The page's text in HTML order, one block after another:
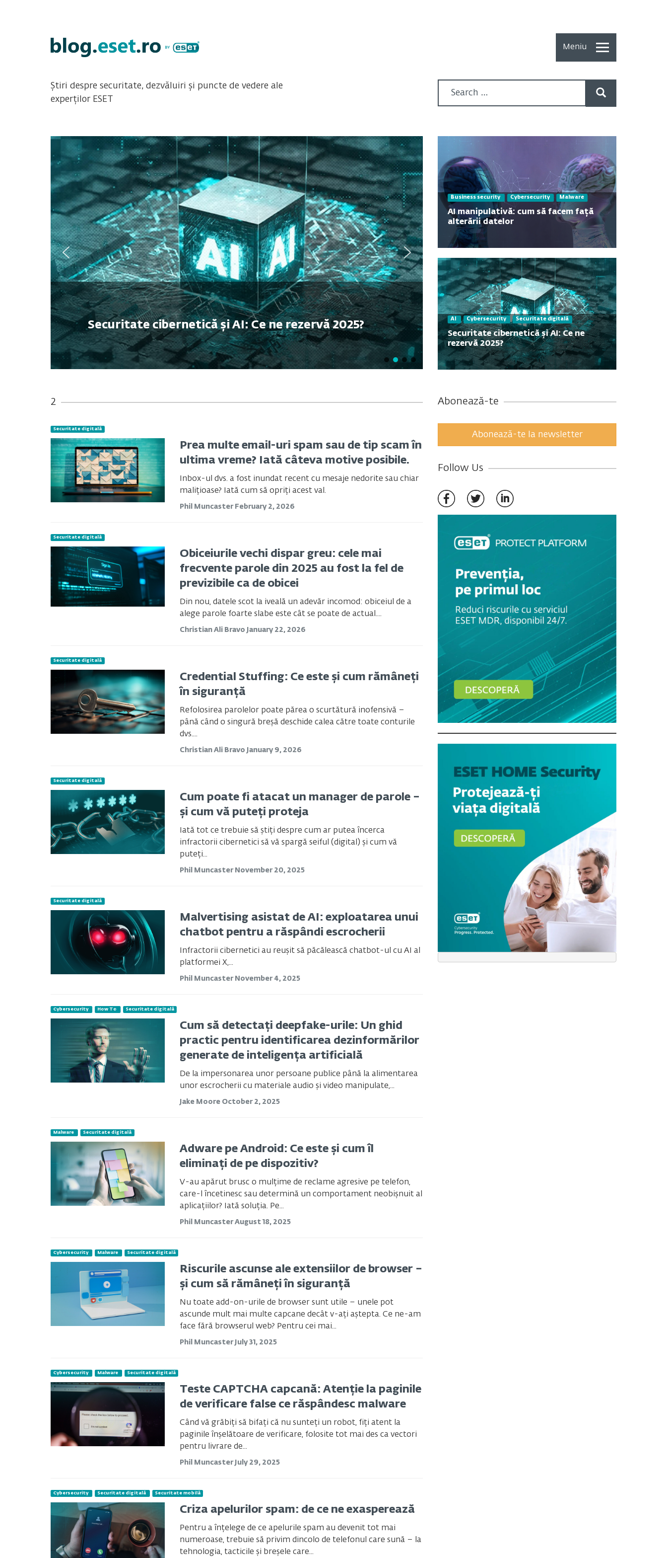
Meniu
How To
recente
Multimedia
Despre
noi
Contact
Știri despre securitate, dezvăluiri și puncte de vedere ale
experților ESET
Securitate cibernetică și AI: Ce ne rezervă 2025?
Business security Cybersecurity Malware
AI manipulativă: cum să facem față
alterării datelor
AI Cybersecurity Securitate digitală
Securitate cibernetică și AI: Ce ne
rezervă 2025?
2
Securitate digitală
Prea multe email-uri spam sau de tip scam în
ultima vreme? Iată câteva motive posibile.
Inbox-ul dvs. a fost inundat recent cu mesaje nedorite sau chiar
malițioase? Iată cum să opriți acest val.
Phil Muncaster February 2, 2026
Securitate digitală
Obiceiurile vechi dispar greu: cele mai
frecvente parole din 2025 au fost la fel de
previzibile ca de obicei
Din nou, datele scot la iveală un adevăr incomod: obiceiul de a
alege parole foarte slabe este cât se poate de actual....
Christian Ali Bravo January 22, 2026
Securitate digitală
Credential Stuffing: Ce este și cum rămâneți
în siguranță
Refolosirea parolelor poate părea o scurtătură inofensivă –
până când o singură breșă deschide calea către toate conturile
dvs....
Christian Ali Bravo January 9, 2026
Securitate digitală
Cum poate fi atacat un manager de parole –
și cum vă puteți proteja
Iată tot ce trebuie să știți despre cum ar putea încerca
infractorii cibernetici să vă spargă seiful (digital) și cum vă
puteți...
Phil Muncaster November 20, 2025
Securitate digitală
Malvertising asistat de AI: exploatarea unui
chatbot pentru a răspândi escrocherii
Infractorii cibernetici au reușit să păcălească chatbot-ul cu AI al
platformei X,...
Phil Muncaster November 4, 2025
Cybersecurity How To Securitate digitală
Cum să detectați deepfake-urile: Un ghid
practic pentru identificarea dezinformărilor
generate de inteligența artificială
De la impersonarea unor persoane publice până la alimentarea
unor escrocherii cu materiale audio și video manipulate,...
Jake Moore October 2, 2025
Malware Securitate digitală
Adware pe Android: Ce este și cum îl
eliminați de pe dispozitiv?
V-au apărut brusc o mulțime de reclame agresive pe telefon,
care-l încetinesc sau determină un comportament neobișnuit al
aplicațiilor? Iată soluția. Pe...
Phil MuncasterAugust 18, 2025
Cybersecurity Malware Securitate digitală
Riscurile ascunse ale extensiilor de browser –
și cum să rămâneți în siguranță
Nu toate add-on-urile de browser sunt utile – unele pot
ascunde mult mai multe capcane decât v-ați aștepta. Ce ne-am
face fără browserul web? Pentru cei mai...
Phil MuncasterJuly 31, 2025
Cybersecurity Malware Securitate digitală
Teste CAPTCHA capcană: Atenție la paginile
de verificare false ce răspândesc malware
Când vă grăbiți să bifați că nu sunteți un robot, fiți atent la
paginile înșelătoare de verificare, folosite tot mai des ca vectori
pentru livrare de...
Phil MuncasterJuly 29, 2025
Cybersecurity Securitate digitală Securitate mobilă
Criza apelurilor spam: de ce ne exasperează
Pentru a înțelege de ce apelurile spam au devenit tot mai
numeroase, trebuie să privim dincolo de telefonul care sună – la
tehnologia, tacticile și breșele care...
Abonează-te
Abonează-te la newsletter
Follow Us